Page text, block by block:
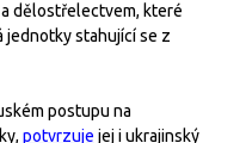
dělostřelectvem, které
jednotky stahující se z
postupu na
potvrzuje jej i ukrajinský